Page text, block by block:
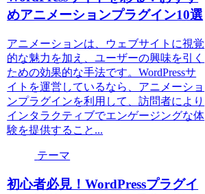
めアニメーションプラグイン10選
アニメーションは、ウェブサイトに視覚
的な魅力を加え、ユーザーの興味を引く
ための効果的な手法です。WordPressサ
イトを運営しているなら、アニメーショ
ンプラグインを利用して、訪問者により
インタラクティブでエンゲージングな体
験を提供すること...
テーマ
初心者必見！WordPressプラグイ